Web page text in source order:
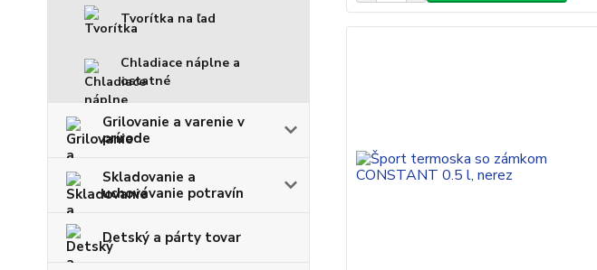
Tvorítka na ľad
Chladiace náplne a
ostatné
Grilovanie a varenie v
prírode
Skladovanie a
uchovávanie potravín
Detský a párty tovar